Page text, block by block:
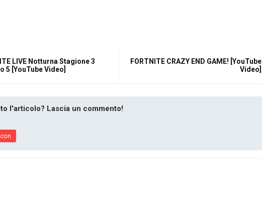
LIVE Notturna Stagione 3
5 [YouTube Video]
FORTNITE CRAZY END GAME! [YouTube
Video]
l'articolo? Lascia un commento!